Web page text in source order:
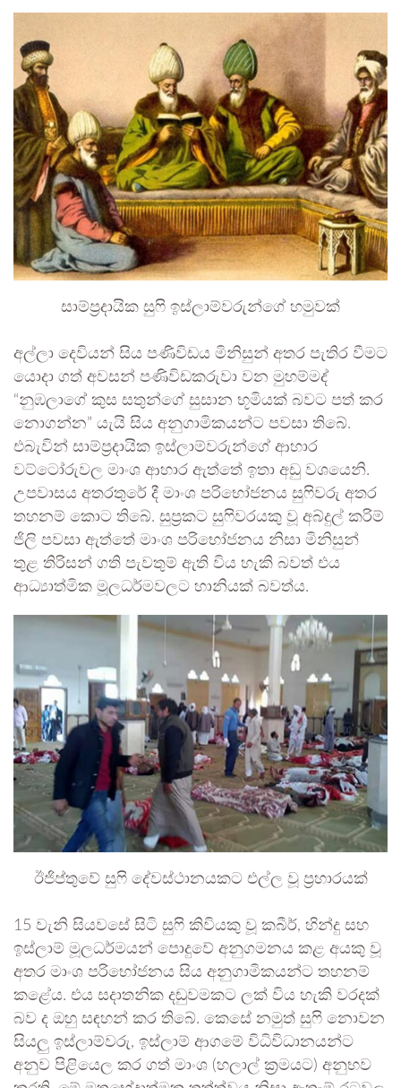
සාම්ප්‍රදායික සුෆි ඉස්ලාම්වරුන්ගේ හමුවක්
අල්ලා දෙවියන් සිය පණිවිඩය මිනිසුන් අතර පැතිර වීමට
යොදා ගත් අවසන් පණිවිඩකරුවා වන මුහම්මද්
“නුඹලාගේ කුස සතුන්ගේ සුසාන භූමියක් බවට පත් කර
නොගන්න” යැයි සිය අනුගාමිකයන්ට පවසා තිබේ.
එබැවින් සාම්ප්‍රදායික ඉස්ලාම්වරුන්ගේ ආහාර
වට්ටෝරුවල මාංශ ආහාර ඇත්තේ ඉතා අඩු වශයෙනි.
උපවාසය අතරතුරේ දී මාංශ පරිභෝජනය සුෆිවරු අතර
තහනම් කොට තිබේ. සුප්‍රකට සුෆිවරයකු වූ අබ්දුල් කරිම්
ජිලි පවසා ඇත්තේ මාංශ පරිභෝජනය නිසා මිනිසුන්
තුළ තිරිසන් ගති පැවතුම් ඇති විය හැකි බවත් එය
ආධ්‍යාත්මික මූලධර්මවලට හානියක් බවත්ය.
ඊජිප්තුවේ සුෆි දේවස්ථානයකට එල්ල වූ ප්‍රහාරයක්
15 වැනි සියවසේ සිටි සුෆි කිවියකු වූ කබීර්, හින්දු සහ
ඉස්ලාම් මූලධර්මයන් පොදුවේ අනුගමනය කළ අයකු වූ
අතර මාංශ පරිභෝජනය සිය අනුගාමිකයන්ට තහනම්
කළේය. එය සදාතනික දඬුවමකට ලක් විය හැකි වරදක්
බව ද ඔහු සඳහන් කර තිබේ. කෙසේ නමුත් සුෆි නොවන
සියලු ඉස්ලාම්වරු, ඉස්ලාම් ආගමේ විධිවිධානයන්ට
අනුව පිළියෙල කර ගත් මාංශ (හලාල් ක්‍රමයට) අනුභව